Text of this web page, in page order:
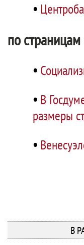
•
по
•
• В
размеры
•
В